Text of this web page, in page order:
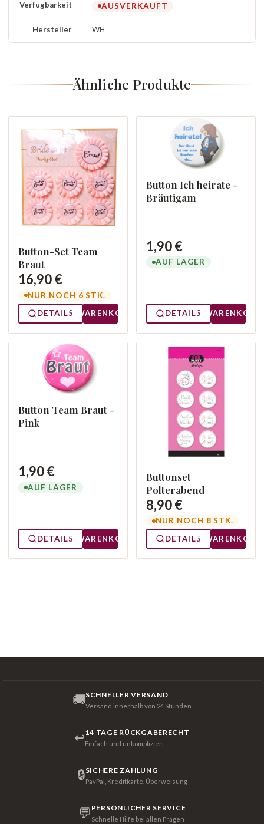
Verfügbarkeit AUSVERKAUFT
Hersteller WH
Ähnliche Produkte
Button-Set Team
Braut
16,90 €
NUR NOCH 6 STK.
DETAILS
WARENKORB
Button Ich heirate -
Bräutigam
1,90 €
AUF LAGER
DETAILS WARENKORB
Button Team Braut -
Pink
1,90 €
AUF LAGER
DETAILS WARENKORB
Buttonset
Polterabend
8,90 €
NUR NOCH 8 STK.
DETAILS
WARENKORB
🚚SCHNELLER VERSAND
Versand innerhalb von 24 Stunden
↩14 TAGE RÜCKGABERECHT
Einfach und unkompliziert
🔒SICHERE ZAHLUNG
PayPal, Kreditkarte, Überweisung
💬 PERSÖNLICHER SERVICE
Schnelle Hilfe bei allen Fragen